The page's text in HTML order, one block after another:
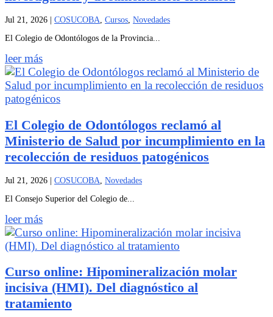
Jul 21, 2026 COSUCOBA, Cursos, Novedades
El Colegio de Odontólogos de la Provincia...
leer más
El Colegio de Odontólogos reclamó al
Ministerio de Salud por incumplimiento en la
recolección de residuos patogénicos
Jul 21, 2026 COSUCOBA Novedades
El Consejo Superior del Colegio de...
leer más
Curso online: Hipomineralización molar
incisiva (HMI). Del diagnóstico al
tratamiento